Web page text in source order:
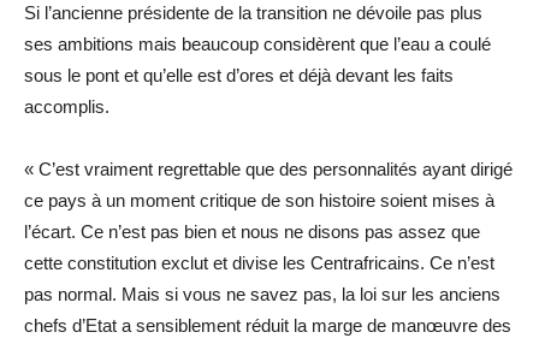
Si l’ancienne présidente de la transition ne dévoile pas plus
ses ambitions mais beaucoup considèrent que l’eau a coulé
sous le pont et qu’elle est d’ores et déjà devant les faits
accomplis.
« C’est vraiment regrettable que des personnalités ayant dirigé
ce pays à un moment critique de son histoire soient mises à
l’écart. Ce n’est pas bien et nous ne disons pas assez que
cette constitution exclut et divise les Centrafricains. Ce n’est
pas normal. Mais si vous ne savez pas, la loi sur les anciens
chefs d’Etat a sensiblement réduit la marge de manœuvre des